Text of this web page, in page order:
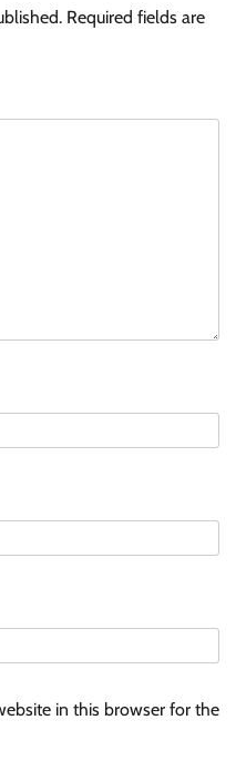
Required fields are
in this browser for the